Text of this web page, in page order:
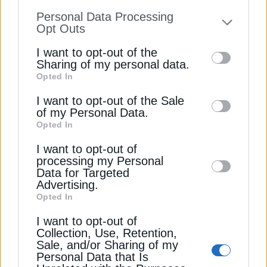
to your opt-out. You may separately opt-out
information by third parties on the IAB’s list
of downstream participants. This
information may also be disclosed by us to
third parties on theIAB’s List of
Downstream Participants
disclose it to other third parties.
Personal Data Processing
Opt Outs
I want to opt-out of the
Sharing of my personal data.
Opted In
I want to opt-out of the Sale
of my Personal Data.
Opted In
I want to opt-out of
processing my Personal
Data for Targeted
Advertising.
Opted In
I want to opt-out of
Collection, Use, Retention,
Sale, and/or Sharing of my
Personal Data that Is
Πόσο ρεύμα καίει το μάτι της κουζίνας;
Πόσο ρεύμα καίει το σίδερο ρούχων;
ΑΤΤΙΚΗ ΔΕΔΔΗΕ ΔΙΑΚΟΠΕΣ ΡΕΥΜΑΤΟΣ
ΔΕΊΤΕ ΕΠΊΣΗΣ